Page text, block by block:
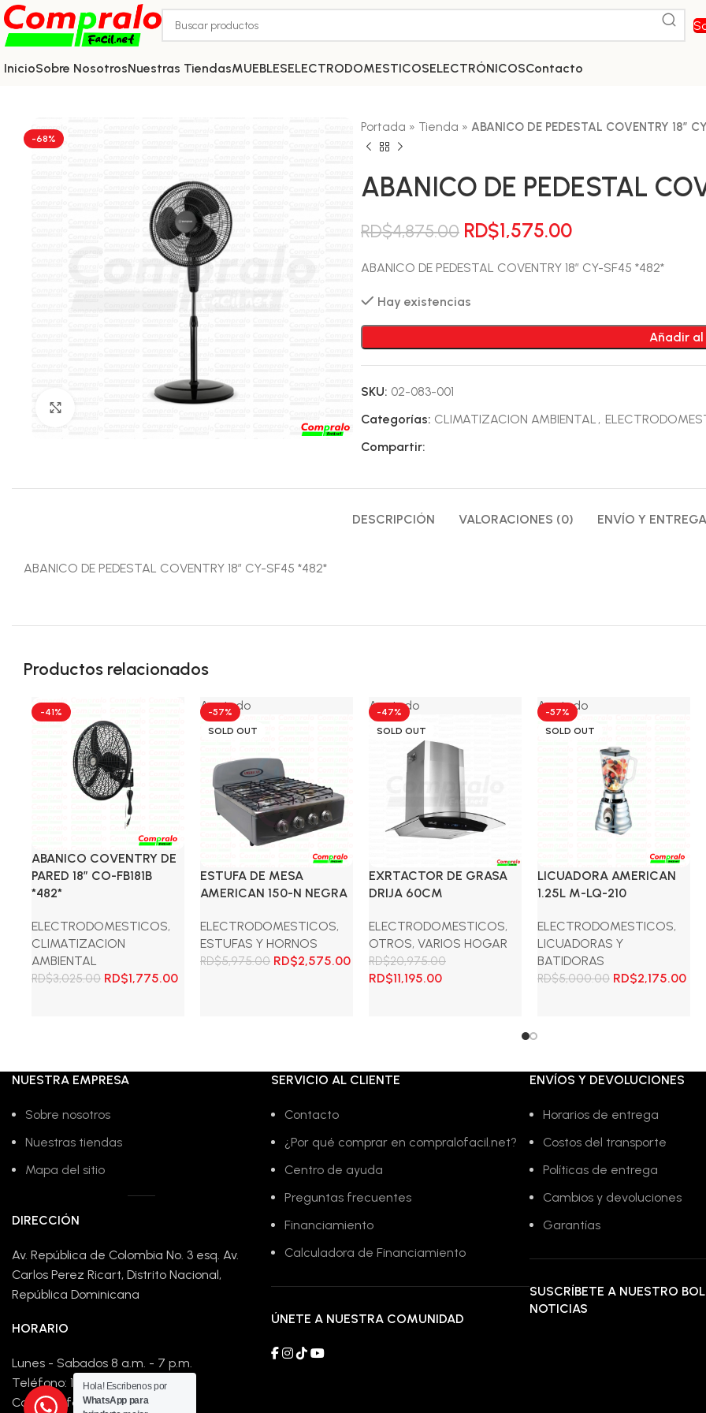
InicioSobre NosotrosNuestras TiendasMUEBLESELECTRODOMESTICOSELECTRÓNICOSContacto
-68%
Click para agrandar
Portada » Tienda » ABANICO DE PEDESTAL COVENTRY 18″
ABANICO DE PEDESTAL
RD$4,875.00 El
original
era:
RD$4,875.00.
RD$1,575.00El
actual
RD$1,575.00.
ABANICO DE PEDESTAL COVENTRY 18″ CY-SF45 *482*
Hay existencias
Añadir
SKU: 02-083-001
Categorías: CLIMATIZACION AMBIENTAL ,
Compartir:
DESCRIPCIÓN VALORACIONES (0) ENVÍO Y ENTREGA
ABANICO DE PEDESTAL COVENTRY 18″ CY-SF45 *482*
Productos relacionados
-41%
ABANICO COVENTRY DE
PARED 18″ CO-FB181B
*482*
ELECTRODOMESTICOS,
CLIMATIZACION
AMBIENTAL
RD$3,025.00 El
RD$1,775.00El
-57%
SOLD OUT
Agotado
ESTUFA DE MESA
AMERICAN 150-N NEGRA
ELECTRODOMESTICOS,
ESTUFAS Y HORNOS
RD$5,975.00 El
RD$2,575.00El
precio
-47%
SOLD OUT
Agotado
EXRTACTOR DE GRASA
DRIJA 60CM
ELECTRODOMESTICOS,
OTROS, VARIOS HOGAR
RD$20,975.00
El
RD$11,195.00El
-57%
SOLD OUT
Agotado
LICUADORA AMERICAN
1.25L M-LQ-210
ELECTRODOMESTICOS,
LICUADORAS Y
BATIDORAS
RD$5,000.00 El
RD$2,175.00El
NUESTRA EMPRESA
Sobre nosotros
Nuestras tiendas
Mapa del sitio
DIRECCIÓN
Av. República de Colombia No. 3 esq. Av.
Carlos Perez Ricart, Distrito Nacional,
República Dominicana
HORARIO
Lunes - Sabados 8 a.m. - 7 p.m.
Teléfono: 1-809-779-4148
Correo: info@compralofacil.net
SERVICIO AL CLIENTE
Contacto
¿Por qué comprar en compralofacil.net?
Centro de ayuda
Preguntas frecuentes
Financiamiento
Calculadora de Financiamiento
ÚNETE A NUESTRA COMUNIDAD
ENVÍOS Y DEVOLUCIONES
Horarios de entrega
Costos del transporte
Políticas de entrega
Cambios y devoluciones
Garantías
SUSCRÍBETE A NUESTRO
NOTICIAS
Hola! Escribenos por
WhatsApp para